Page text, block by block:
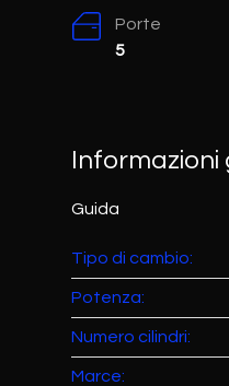
Porte
5
Informazioni
Guida
Tipo di cambio:
Potenza:
Numero cilindri:
Marce: